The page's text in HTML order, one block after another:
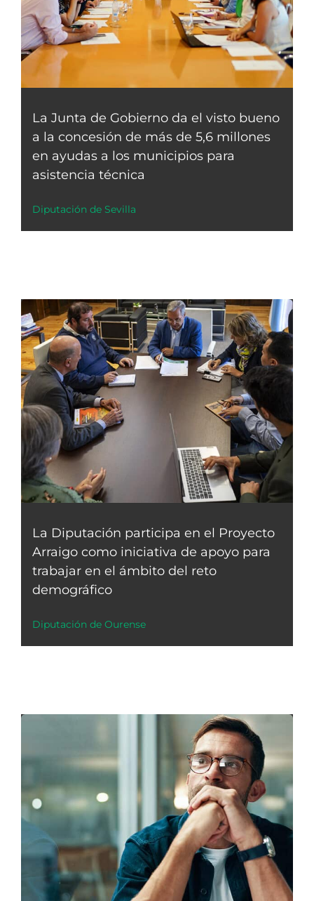
La Junta de Gobierno da el visto bueno
a la concesión de más de 5,6 millones
en ayudas a los municipios para
asistencia técnica
Diputación de Sevilla
La Diputación participa en el Proyecto
Arraigo como iniciativa de apoyo para
trabajar en el ámbito del reto
demográfico
Diputación de Ourense